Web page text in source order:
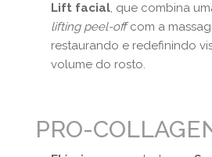
Lift facial, que combina
lifting peel-offcom a
restaurando e redefinindo
volume do rosto.
PRO-